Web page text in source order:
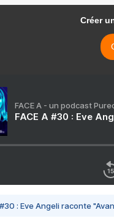
Créer
FACE A - un podcast
FACE A #30 : Eve
#30 : Eve Angeli raconte